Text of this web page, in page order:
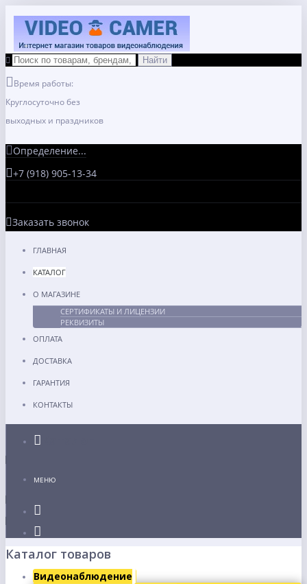
Время работы:
Круглосуточно без
выходных и праздников
Определение...
+7 (918) 905-13-34
Заказать звонок
ГЛАВНАЯ
КАТАЛОГ
О МАГАЗИНЕ
СЕРТИФИКАТЫ И ЛИЦЕНЗИИ
РЕКВИЗИТЫ
ОПЛАТА
ДОСТАВКА
ГАРАНТИЯ
КОНТАКТЫ
МЕНЮ
Каталог товаров
Видеонаблюдение